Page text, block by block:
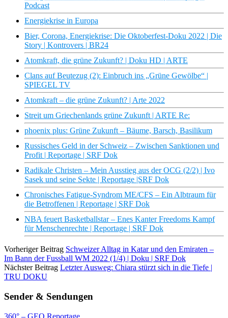
Podcast
Energiekrise in Europa
Bier, Corona, Energiekrise: Die Oktoberfest-Doku 2022 | Die
Story | Kontrovers | BR24
Atomkraft, die grüne Zukunft? | Doku HD | ARTE
Clans auf Beutezug (2): Einbruch ins „Grüne Gewölbe“ |
SPIEGEL TV
Atomkraft – die grüne Zukunft? | Arte 2022
Streit um Griechenlands grüne Zukunft | ARTE Re:
phoenix plus: Grüne Zukunft – Bäume, Barsch, Basilikum
Russisches Geld in der Schweiz – Zwischen Sanktionen und
Profit | Reportage | SRF Dok
Radikale Christen – Mein Ausstieg aus der OCG (2/2) | Ivo
Sasek und seine Sekte | Reportage |SRF Dok
Chronisches Fatigue-Syndrom ME/CFS – Ein Albtraum für
die Betroffenen | Reportage | SRF Dok
NBA feuert Basketballstar – Enes Kanter Freedoms Kampf
für Menschenrechte | Reportage | SRF Dok
Vorheriger Beitrag Schweizer Alltag in Katar und den Emiraten –
Im Bann der Fussball WM 2022 (1/4) | Doku | SRF Dok
Nächster Beitrag Letzter Ausweg: Chiara stürzt sich in die Tiefe |
TRU DOKU
Sender & Sendungen
360° – GEO Reportage